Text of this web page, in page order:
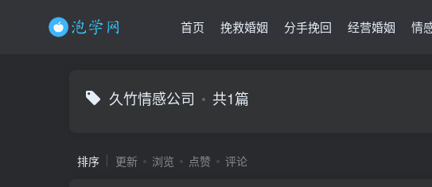
首页 挽救婚姻 分手挽回 经营婚姻 情
久竹情感公司 共1篇
排序 更新 浏览 点赞 评论